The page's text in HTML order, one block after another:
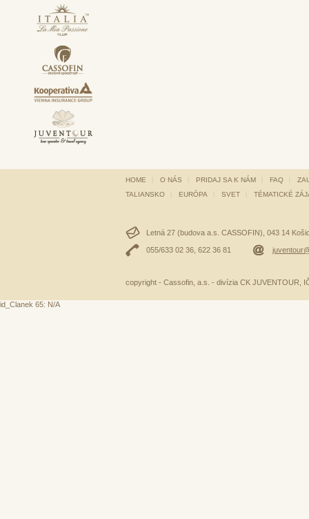
HOME O NÁS PRIDAJ SA K NÁM FAQ
TALIANSKO
EURÓPA SVET TÉMATICKÉ
Letná 27 (budova a.s. CASSOFIN), 043 14
055/633 02 36, 622 36 81
copyright - Cassofin, a.s. - divízia CK JUVENTOUR,
id_Clanek 65: N/A